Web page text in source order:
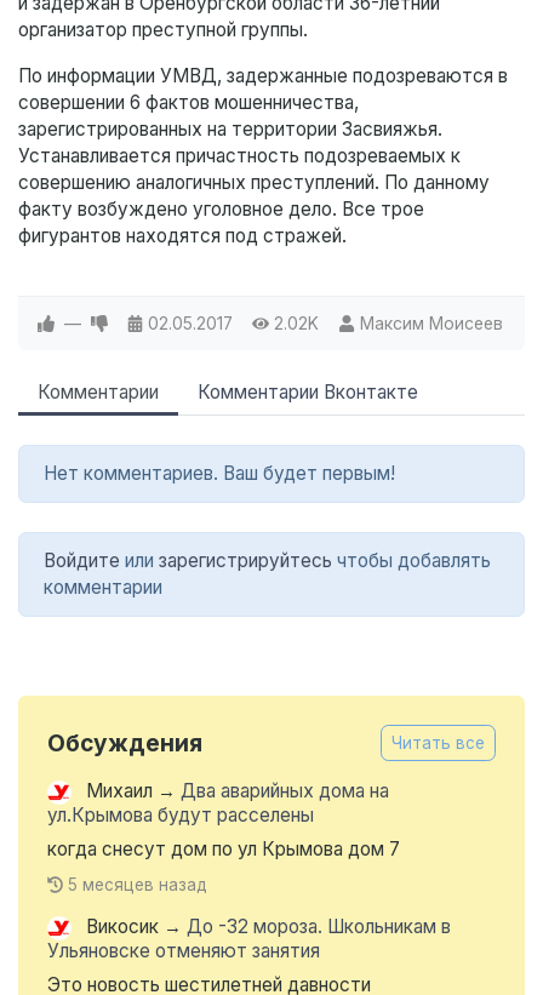
организатор преступной группы.
По информации УМВД, задержанные подозреваются в
совершении 6 фактов мошенничества,
зарегистрированных на территории Засвияжья.
Устанавливается причастность подозреваемых к
совершению аналогичных преступлений. По данному
факту возбуждено уголовное дело. Все трое
фигурантов находятся под стражей.
— 02.05.2017 2.02K Максим Моисеев
Комментарии Комментарии Вконтакте
Нет комментариев. Ваш будет первым!
Войдите или зарегистрируйтесь чтобы добавлять
комментарии
Обсуждения Читать все
Михаил → Два аварийных дома на
ул.Крымова будут расселены
когда снесут дом по ул Крымова дом 7
5 месяцев назад
Викосик → До -32 мороза. Школьникам в
Ульяновске отменяют занятия
Это новость шестилетней давности